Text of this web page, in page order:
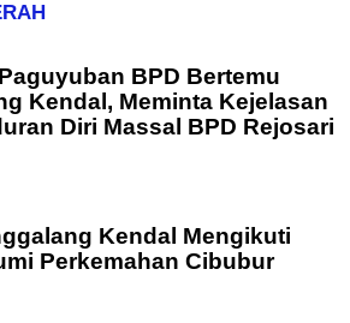
BPD Bertemu
Kendal, Meminta Kejelasan
Diri Massal BPD Rejosari
Kendal Mengikuti
Perkemahan Cibubur